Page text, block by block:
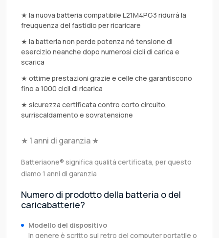
★ la nuova batteria compatibile L21M4PG3 ridurrà la
freuquenza del fastidio per ricaricare
★ la batteria non perde potenza né tensione di
esercizio neanche dopo numerosi cicli di carica e
scarica
★ ottime prestazioni grazie e celle che garantiscono
fino a 1000 cicli di ricarica
★ sicurezza certificata contro corto circuito,
surriscaldamento e sovratensione
★ 1 anni di garanzia ★
Batteriaone® significa qualità certificata, per questo
diamo 1 anni di garanzia
Numero di prodotto della batteria o del
caricabatterie?
Modello del dispositivo
In genere è scritto sul retro del computer portatile o